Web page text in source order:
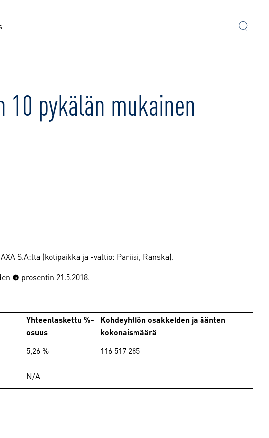
pykälän mukainen
S.A:lta (kotipaikka ja -valtio: Pariisi, Ranska).
(5) prosentin 21.5.2018.
Yhteenlaskettu %-
osuus
Kohdeyhtiön osakkeiden ja äänten
kokonaismäärä
5,26 %
116 517 285
N/A